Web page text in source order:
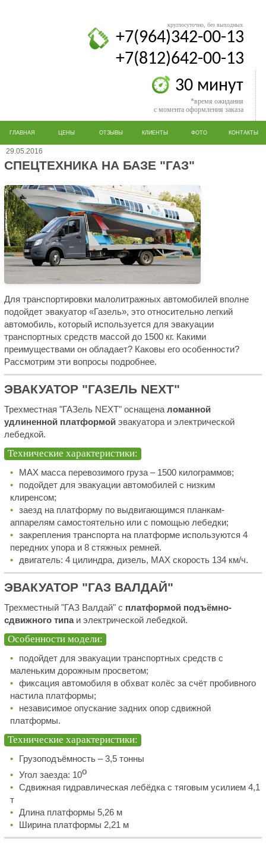
круглосуточно, без выходных
+7(964)342-00-13
+7(812)642-00-13
30 минут
*время ожидания
с момента оформления заказа
ГЛАВНАЯ ЦЕНЫ ОТЗЫВЫ КЛИЕНТЫ ФОТО КОНТАКТЫ
29.05.2016
СПЕЦТЕХНИКА НА БАЗЕ "ГАЗ"
Для транспортировки малолитражных автомобилей вполне
подойдет эвакуатор «Газель», это относительно легкий
автомобиль, который используется для эвакуации
транспортных средств массой до 1500 кг. Какими
преимуществами он обладает? Каковы его особенности?
Рассмотрим эти вопросы подробнее.
ЭВАКУАТОР "ГАЗЕЛЬ NEXT"
Трехместная "ГАЗель NEXT" оснащена ломанной
удлиненной платформойэвакуатора и электрической
лебедкой.
Технические характеристики:
MAX масса перевозимого груза – 1500 килограммов;
подойдет для эвакуации автомобилей с низким
клиренсом;
заезд на платформу по выдвигающимся планкам-
аппарелям самостоятельно или с помощью лебедки;
закрепления транспорта на платформе используются 4
передних упора и 8 стяжных ремней.
двигатель: 4 цилиндра, дизель, MAX скорость 134 км/ч.
ЭВАКУАТОР "ГАЗ ВАЛДАЙ"
Трехместный "ГАЗ Валдай" с платформой подъёмно-
сдвижного типаи электрической лебедкой.
Особенности модели:
подойдет для эвакуации транспортных средств с
маленьким дорожным просветом;
фиксация автомобиля в обхват колёс за счёт пробивного
настила платформы;
независимое опускание задних опор сдвижной
платформы.
Технические характеристики:
Грузоподъёмность – 3,5 тонны
Угол заезда: 10о
Сдвижная гидравлическая лебёдка с тяговым усилием 4,1
т
Длина платформы 5,26 м
Ширина платформы 2,21 м